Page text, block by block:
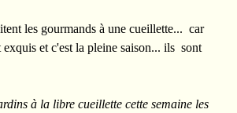
les gourmands à une cueillette... car
et c'est la pleine saison... ils sont
à la libre cueillette cette semaine les